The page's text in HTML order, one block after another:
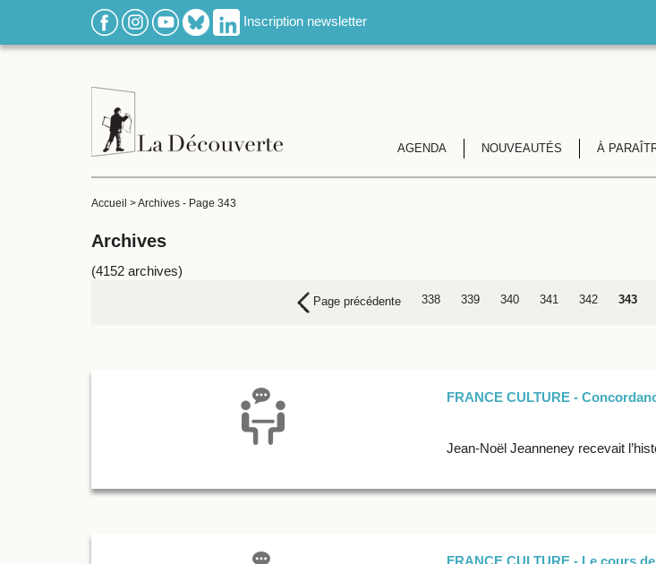
Inscription newsletter
AGENDA NOUVEAUTÉS À
Accueil >Archives - Page 343
Archives
(4152 archives)
Page précédente 338 339 340 341 342 343
FRANCE CULTURE -
Jean-Noël Jeanneney recevait
FRANCE CULTURE - Le cours